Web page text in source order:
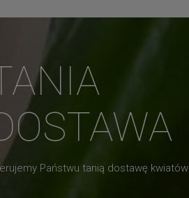
Państwu tanią dostawę kwiatów